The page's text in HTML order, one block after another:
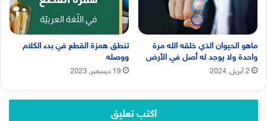
ماهو الحيوان الذي خلقه الله مرة
واحدة ولا يوجد له أصل في الأرض
2 أبريل, 2024
تنطق همزة القطع في بدء الكلام
ووصله
19 ديسمبر, 2023
اكتب تعليق